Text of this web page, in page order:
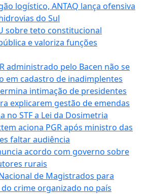
logístico, ANTAQ lança ofensiva
do Sul
sobre teto constitucional
e valoriza funções
administrado pelo Bacen não se
em cadastro de inadimplentes
intimação de presidentes
explicarem gestão de emendas
no STF a Lei da Dosimetria
aciona PGR após ministro das
faltar audiência
acordo com governo sobre
rurais
de Magistrados para
crime organizado no país